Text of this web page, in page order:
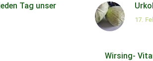
Tag unser
17.
Wirsing-